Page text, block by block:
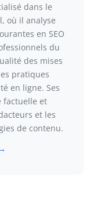
dans le
où il analyse
en SEO
du
des mises
pratiques
en ligne. Ses
factuelle et
et les
de contenu.